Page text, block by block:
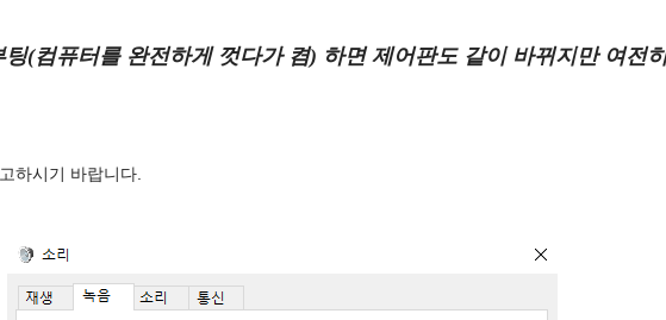
(컴퓨터를 완전하게 껏다가 켬) 하면 제어판도 같이 바뀌지만 여전
하시기 바랍니다.